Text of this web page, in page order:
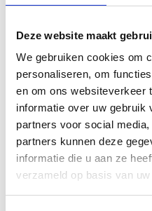
Deze website maakt
We gebruiken cookies om
personaliseren, om
en om ons websiteverkeer
informatie over uw gebruik
partners voor social
partners kunnen deze
informatie die u aan ze
verzameld op basis van
Door gebruik te maken
weleer verschilt uw
behalve de leeftijd van
Romeinse villa’s van
Alhambra.
Zij maken hun verven en
in hun atelier in Delft.
grote machines.
Bekijk ook onze andere